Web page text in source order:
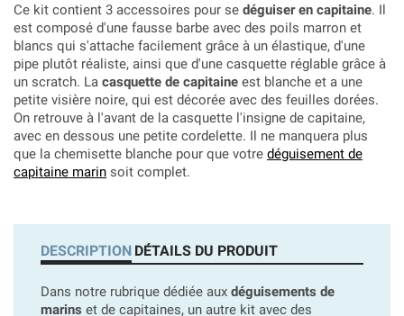
Ce kit contient 3 accessoires pour se déguiser en capitaine. Il
est composé d'une fausse barbe avec des poils marron et
blancs qui s'attache facilement grâce à un élastique, d'une
pipe plutôt réaliste, ainsi que d'une casquette réglable grâce à
un scratch. La casquette de capitaine est blanche et a une
petite visière noire, qui est décorée avec des feuilles dorées.
On retrouve à l'avant de la casquette l'insigne de capitaine,
avec en dessous une petite cordelette. Il ne manquera plus
que la chemisette blanche pour que votre déguisement de
capitaine marin soit complet.
DESCRIPTION DÉTAILS DU PRODUIT
Dans notre rubrique dédiée aux déguisements de
marins et de capitaines, un autre kit avec des